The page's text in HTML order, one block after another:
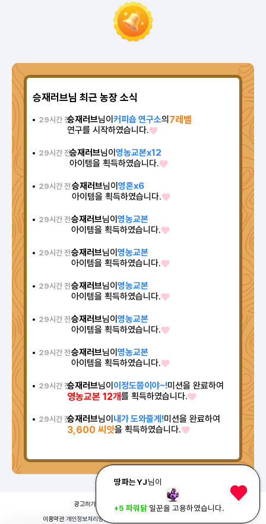
승재러브님 최근 농장 소식
29시간 전승재러브님이 커피숍 연구소의 7레벨
연구를 시작하였습니다.
29시간 전승재러브님이 영농교본x12
아이템을 획득하였습니다.
29시간 전 승재러브님이 영혼x6
아이템을 획득하였습니다.
29시간 전승재러브님이 영농교본
아이템을 획득하였습니다.
29시간 전승재러브님이 영농교본
아이템을 획득하였습니다.
29시간 전승재러브님이 영농교본
아이템을 획득하였습니다.
29시간 전승재러브님이 영농교본
아이템을 획득하였습니다.
29시간 전승재러브님이 영농교본
아이템을 획득하였습니다.
29시간 전승재러브님이 이정도쯤이야~!미션을 완료하여
영농교본 12개를 획득하였습니다.
29시간 전승재러브님이 내가 도와줄게!미션을 완료하여
3,600 씨앗을 획득하였습니다.
땅파는YJ님이
+5 파워닭 일꾼을 고용하였습니다.
광고하기 매체 제휴|메일 문의|
카카오채널
이용약관 개인정보처리방침